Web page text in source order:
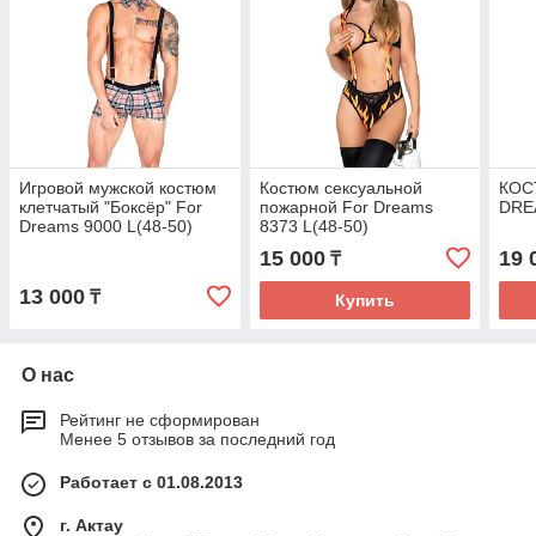
Игровой мужской костюм
клетчатый "Боксёр" For
Dreams 9000 L(48-50)
13 000 ₸
Костюм сексуальной
пожарной For Dreams
8373 L(48-50)
15 000₸
Купить
19
О нас
Рейтинг не сформирован
Менее 5 отзывов за последний год
Работает с 01.08.2013
г. Актау